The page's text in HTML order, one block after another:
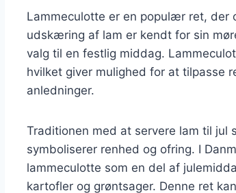
Lammeculotte er en populær ret, der
udskæring af lam er kendt for sin
valg til en festlig middag.
hvilket giver mulighed for at tilpasse
anledninger.
Traditionen med at servere lam til jul
symboliserer renhed og ofring. I
lammeculotte som en del af
kartofler og grøntsager. Denne ret